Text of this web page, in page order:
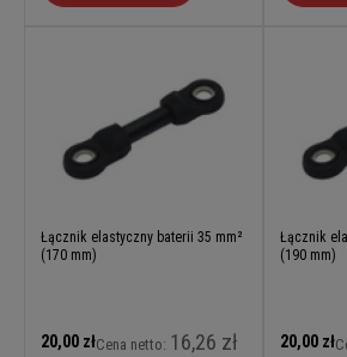
Łącznik elastyczny baterii 35 mm²
(170 mm)
20,00 złCena netto: 16,26 zł
Łącznik
(190 mm)
20,00 zł